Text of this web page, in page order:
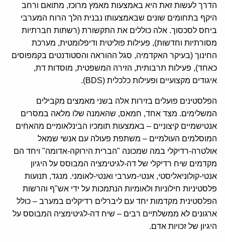
הדרך לעשות זאת היא באמצעות מאמץ מרוכז, מתואם ורחב
היקף בתחומים שונים שבאמצעותו נבנית הלך הרוח המערבי
ביחס לסכסוך. אלה כוללים את התקשורת (רשתות חברתיות
מסורתיות וחדשות), פעילות פוליטית ודיפלומטית, מערכת
החינוך (בעיקר האקדמיה, סגל ההוראה והסטודנטים בקמפוסים
כאחד), פעילות תרבותית, הזירה המשפטית, מוסדות דת,
איגודים מקצועיים ופעילות כלכלית (BDS).
הפלסטינים פועלים בזירות אלה בשני מאמצים מקבילים
המשלימים. מצד אחד, חמאס, שהאמנה שלו מלאה במסרים
אנטישמיים קיצוניים – באמצעות תומכיו הבינלאומיים מהאחים
המוסלמים העולמיים – משתפת פעולה עם אנשי שמאל
אולטרה-רדיקלי במה שמכונה "הברית הירוקה-אדומה" ויחד הם
מקדמים שיח רדיקלי של דה-לגיטימציה המבוסס על היגיון
אנטי-קולוניאליסטי, אנטי-מערבי ואנטי-לאומני. מנגד, תנועות
פלסטיניות חילוניות ולאומיות הנתמכות על ידי אש"ף והרשות
הפלסטינית מקדמות יחד עם ליברלים רדיקלים במערב – כולל
ארגונים לא ממשלתיים רבים – שיח דה-לגיטימציה המבוסס על
היגיון של זכויות אדם.